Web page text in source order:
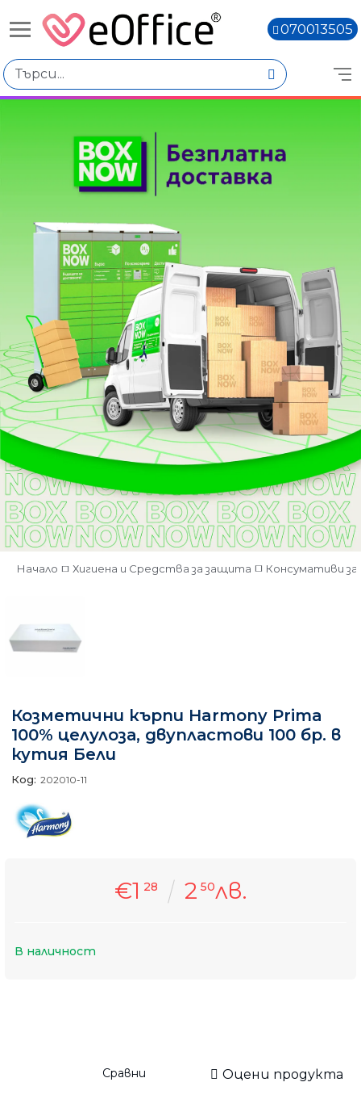
070013505
Начало Хигиена и Средства за защита Консумативи за
Козметични кърпи Harmony Prima
100% целулоза, двупластови 100 бр. в
кутия Бели
Код: 202010-11
€1 28 2 50лв.
В наличност
Сравни Оцени продукта